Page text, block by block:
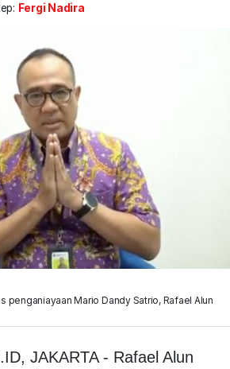
Fergi Nadira
penganiayaan Mario Dandy Satrio, Rafael Alun
JAKARTA - Rafael Alun